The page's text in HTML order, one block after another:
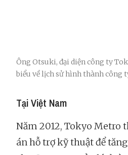
Ông Otsuki, đại diện công ty
biểu về lịch sử hình thành công
Tại Việt Nam
Năm 2012, Tokyo Metro
án hỗ trợ kỹ thuật để